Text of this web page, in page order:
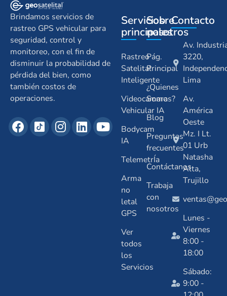
Brindamos servicios de
rastreo GPS vehicular para
seguridad, control y
monitoreo, con el fin de
disminuir la probabilidad de
pérdida del bien, como
también costos de
operaciones.
Servicios
principales
Rastreo
Satelital
Inteligente
Videocamara
Vehicular IA
Bodycam
IA
TelemetrÍa
Arma
no
letal
GPS
Ver
todos
los
Servicios
Sobre
nosotros
Pág.
Principal
¿Quienes
Somos?
Blog
Preguntas
frecuentes
Contáctanos
Trabaja
con
nosotros
Contacto
Av.
3220,
Lima
Av.
América
Oeste
Mz. I Lt.
01 Urb
Natasha
Alta,
Trujillo
Lunes -
Viernes
8:00 -
18:00
Sábado:
9:00 -